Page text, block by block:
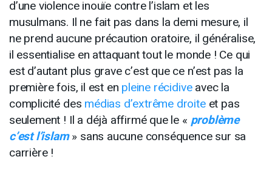
d’une violence inouïe contre l’islam et les
musulmans. Il ne fait pas dans la demi mesure, il
ne prend aucune précaution oratoire, il généralise,
il essentialise en attaquant tout le monde ! Ce qui
est d’autant plus grave c’est que ce n’est pas la
première fois, il est en pleine récidiveavec la
complicité des médias d’extrême droiteet pas
seulement ! Il a déjà affirmé que le « problème
c’est l’islam» sans aucune conséquence sur sa
carrière !